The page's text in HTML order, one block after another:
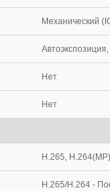
Механический
Нет
Нет
H.265,
H.265/H.264 -